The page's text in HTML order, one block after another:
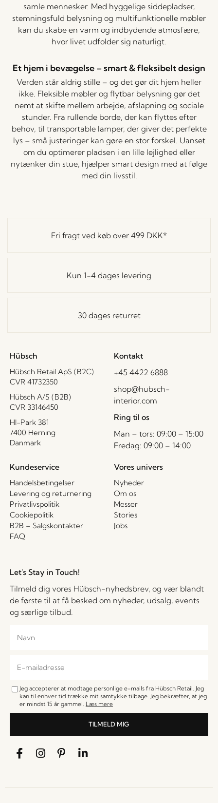
samle mennesker. Med hyggelige siddepladser,
stemningsfuld belysning og multifunktionelle møbler
kan du skabe en varm og indbydende atmosfære,
hvor livet udfolder sig naturligt.
Et hjem i bevægelse – smart & fleksibelt design
Verden står aldrig stille – og det gør dit hjem heller
ikke. Fleksible møbler og flytbar belysning gør det
nemt at skifte mellem arbejde, afslapning og sociale
stunder. Fra rullende borde, der kan flyttes efter
behov, til transportable lamper, der giver det perfekte
lys – små justeringer kan gøre en stor forskel. Uanset
om du optimerer pladsen i en lille lejlighed eller
nytænker din stue, hjælper smart design med at følge
med din livsstil.
Fri fragt ved køb over 499 DKK*
Kun 1-4 dages levering
30 dages returret
Hübsch
Hübsch Retail ApS (B2C)
CVR 41732350
Hübsch A/S (B2B)
CVR 33146450
HI-Park 381
7400 Herning
Danmark
Kontakt
+45 4422 6888
shop@hubsch-
interior.com
Ring til os
Man – tors: 09:00 – 15:00
Fredag: 09:00 – 14:00
Kundeservice
Handelsbetingelser
Levering og returnering
Privatlivspolitik
Cookiepolitik
B2B – Salgskontakter
FAQ
Vores univers
Nyheder
Om os
Messer
Stories
Jobs
Let's Stay in Touch!
Tilmeld dig vores Hübsch-nyhedsbrev, og vær blandt
de første til at få besked om nyheder, udsalg, events
og særlige tilbud.
Jeg accepterer at modtage personlige e-mails fra Hübsch Retail. Jeg
kan til enhver tid trække mit samtykke tilbage. Jeg bekræfter, at jeg
er mindst 15 år gammel. Læs mere
TILMELD MIG